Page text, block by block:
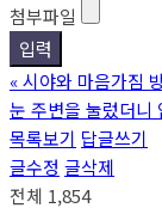
첨부파일
«시야와 마음가짐
눈 주변을 눌렀더니
목록보기 답글쓰기
글수정 글삭제
전체 1,854